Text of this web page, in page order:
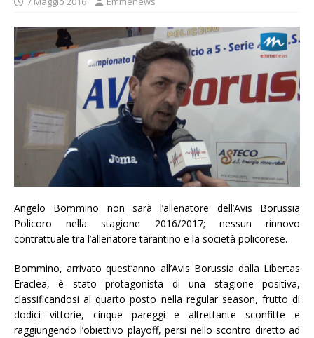
Angelo Bommino non sarà l’allenatore dell’Avis Borussia
Policoro nella stagione 2016/2017; nessun rinnovo
contrattuale tra l’allenatore tarantino e la società policorese.
Bommino, arrivato quest’anno all’Avis Borussia dalla Libertas
Eraclea, è stato protagonista di una stagione positiva,
classificandosi al quarto posto nella regular season, frutto di
dodici vittorie, cinque pareggi e altrettante sconfitte e
raggiungendo l’obiettivo playoff, persi nello scontro diretto ad